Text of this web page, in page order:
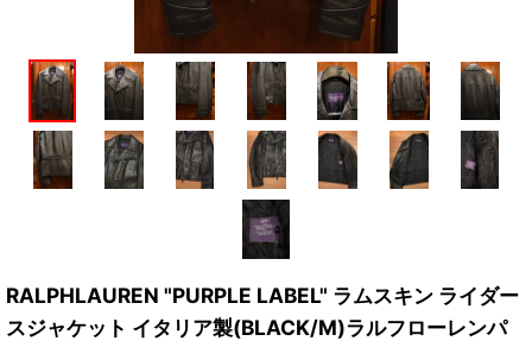
RALPHLAUREN "PURPLE LABEL" ラムスキン ライダー
スジャケット イタリア製(BLACK/M)ラルフローレンパ